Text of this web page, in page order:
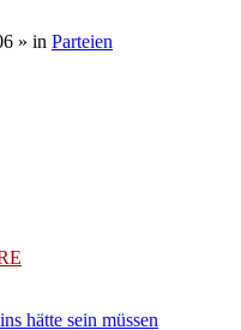
» in Parteien
hätte sein müssen